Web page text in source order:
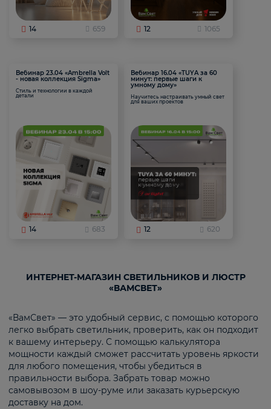
14 659 12 1065
Вебинар 23.04 «Ambrella Volt
- новая коллекция Sigma»
Стиль и технологии в каждой
детали
14 683
Вебинар 16.04 «TUYA за 60
минут: первые шаги к
умному дому»
Научитесь настраивать умный свет
для ваших проектов
12 620
ИНТЕРНЕТ-МАГАЗИН СВЕТИЛЬНИКОВ И ЛЮСТР
«ВАМСВЕТ»
«ВамСвет» — это удобный сервис, с помощью которого
легко выбрать светильник, проверить, как он подходит
к вашему интерьеру. С помощью калькулятора
мощности каждый сможет рассчитать уровень яркости
для любого помещения, чтобы убедиться в
правильности выбора. Забрать товар можно
самовывозом в шоу-руме или заказать курьерскую
доставку на дом.